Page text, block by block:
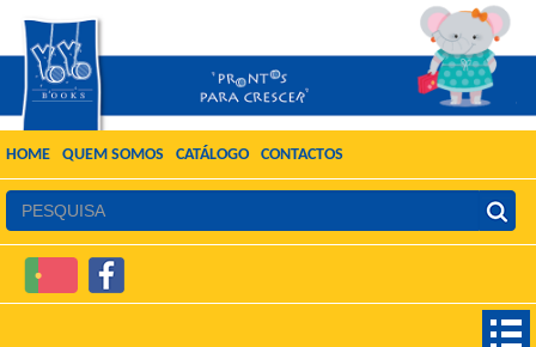
HOME QUEM SOMOS CATÁLOGO CONTACTOS